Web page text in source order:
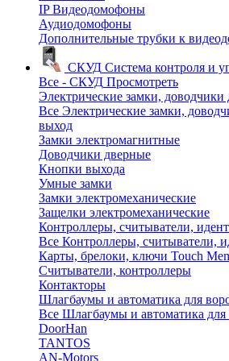
IP Видеодомофоны
Аудиодомофоны
Дополнительные трубки к
СКУД Система контроля и
Все - СКУД Просмотреть
Электрические замки,
Все Электрические замки,
выход
Замки электромагнитные
Доводчики дверные
Кнопки выхода
Умные замки
Замки электромеханические
Защелки электромеханические
Контроллеры, считыватели,
Все Контроллеры, считыватели,
Карты, брелоки, ключи Touch
Считыватели, контроллеры
Контакторы
Шлагбаумы и автоматика для
Все Шлагбаумы и автоматика для
DoorHan
TANTOS
AN-Motors